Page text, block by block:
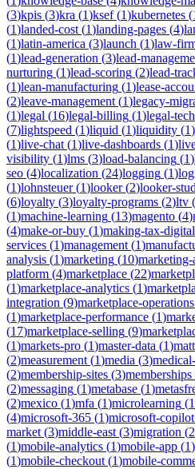
(3)kpis (3)kra (1)ksef(1)kubernetes (
(1)landed-cost (1)landing-pages (4)
(1)latin-america (3)launch (1)law-
(1)lead-generation (3)lead-
nurturing (1)lead-scoring (2)lead-
(1)lean-manufacturing (1)lease-
(2)leave-management (1)legacy-
(1)legal (16)legal-billing (1)legal-tech
(7)lightspeed (1)liquid (1)liquidity (1)
(1)live-chat (1)live-dashboards (1)
visibility (1)lms (3)load-balancing (1)
seo (4)localization (24)logging (1)
(1)lohnsteuer(1)looker(2)looker-
(6)loyalty (3)loyalty-programs (2)ltv (
(1)machine-learning (13)magento (4)
(4)make-or-buy (1)making-tax-digital
services (1)management (1)
analysis (1)marketing (10)marketing-
platform (4)marketplace (22)
(1)marketplace-analytics (1)
integration (9)marketplace-operations
(1)marketplace-performance (1)
(17)marketplace-selling (9)
(1)markets-pro (1)master-data (1)
(2)measurement (1)media (3)
(2)membership-sites (3)memberships
(2)messaging (1)metabase (1)
(2)mexico (1)mfa (1)microlearning (1
(4)microsoft-365 (1)microsoft-copilot
market (3)middle-east (3)migration (
(1)mobile-analytics (1)mobile-app (1)
(1)mobile-checkout (1)mobile-